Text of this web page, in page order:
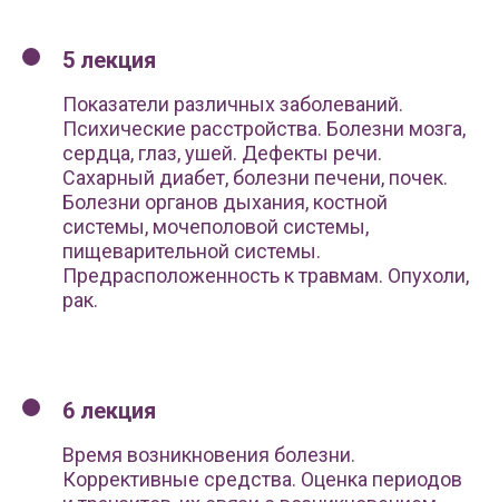
5 лекция
Показатели различных заболеваний.
Психические расстройства. Болезни мозга,
сердца, глаз, ушей. Дефекты речи.
Сахарный диабет, болезни печени, почек.
Болезни органов дыхания, костной
системы, мочеполовой системы,
пищеварительной системы.
Предрасположенность к травмам. Опухоли,
рак.
6 лекция
Время возникновения болезни.
Коррективные средства. Оценка периодов